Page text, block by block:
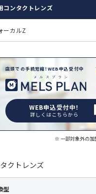
コンタクトレンズ
ーカルZ
店頭での手続短縮！WEB申込受付中
WEB申込受付中！
詳しくはこちらから
一部対象外の加
クトレンズ
型